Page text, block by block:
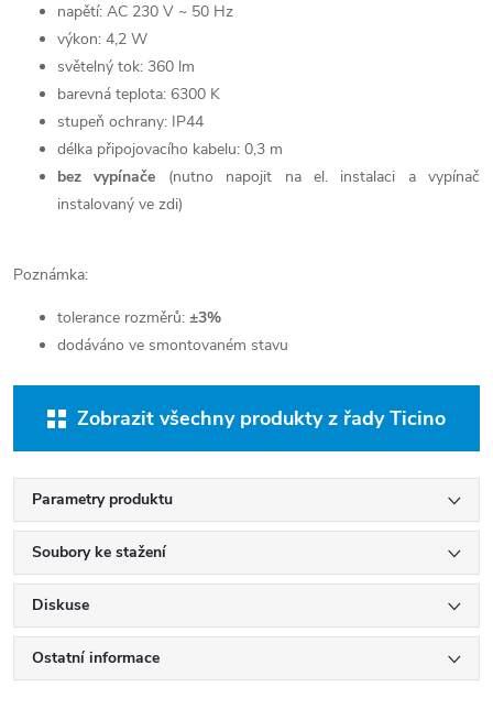
napětí: AC 230 V ~ 50 Hz
výkon: 4,2 W
světelný tok: 360 lm
barevná teplota: 6300 K
stupeň ochrany: IP44
délka připojovacího kabelu: 0,3 m
bez vypínače (nutno napojit na el. instalaci a vypínač
instalovaný ve zdi)
Poznámka:
tolerance rozměrů: ±3%
dodáváno ve smontovaném stavu
Zobrazit všechny produkty z řady Ticino
Parametry produktu
Soubory ke stažení
Diskuse
Ostatní informace